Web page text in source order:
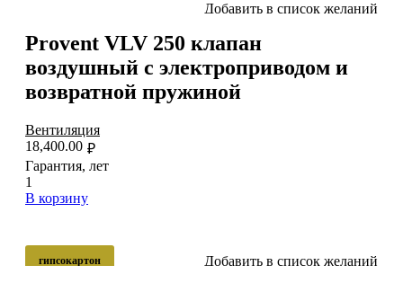
Добавить в список желаний
Provent VLV 250 клапан
воздушный с электроприводом и
возвратной пружиной
Вентиляция
₽
18,400.00
Гарантия, лет
1
В корзину
гипсокартон Добавить в список желаний